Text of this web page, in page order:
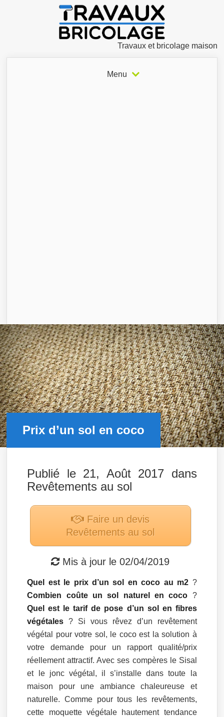
Travaux et bricolage maison
Menu
Prix d’un sol en coco
Publié le 21, Août 2017 dans
Revêtements au sol
Faire un devis
Revêtements au sol
Mis à jour le02/04/2019
Quel est le prix d’un sol en coco au m2 ?
Combien coûte un sol naturel en coco ?
Quel est le tarif de pose d’un sol en fibres
végétales ? Si vous rêvez d’un revêtement
végétal pour votre sol, le coco est la solution à
votre demande pour un rapport qualité/prix
réellement attractif. Avec ses compères le Sisal
et le jonc végétal, il s’installe dans toute la
maison pour une ambiance chaleureuse et
naturelle. Comme pour tous les revêtements,
cette moquette végétale hautement tendance